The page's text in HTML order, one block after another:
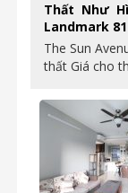
Thất Như
Landmark 81
The Sun
thất Giá cho